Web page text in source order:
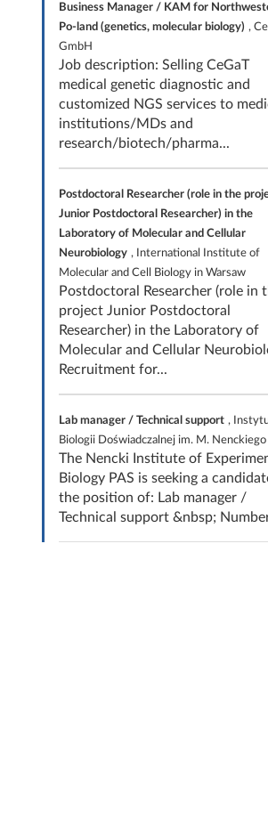
Business Manager / KAM for
Po-land (genetics, molecular biology) ,
GmbH
Job description: Selling CeGaT
medical genetic diagnostic and
customized NGS services to
institutions/MDs and
research/biotech/pharma...
Postdoctoral Researcher (role in the
Junior Postdoctoral Researcher) in the
Laboratory of Molecular and Cellular
Neurobiology , International Institute of
Molecular and Cell Biology in Warsaw
Postdoctoral Researcher (role in
project Junior Postdoctoral
Researcher) in the Laboratory of
Molecular and Cellular
Recruitment for...
Lab manager / Technical support ,
Biologii Doświadczalnej im. M. Nenckiego
The Nencki Institute of
Biology PAS is seeking a
the position of: Lab manager /
Technical support &nbsp;